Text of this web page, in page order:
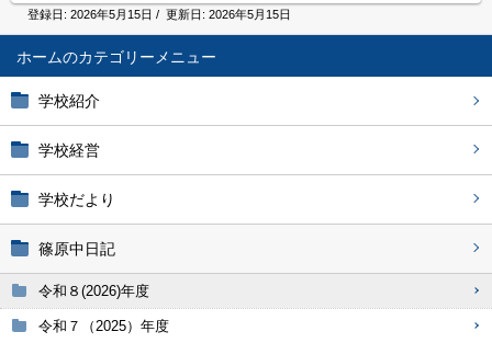
ホーム
学校紹介
学校経営
学校だより
篠原中日記
令和８(2026)年度
令和７（2025）年度
登録日: 2026年5月15日 / 更新日: 2026年5月15日